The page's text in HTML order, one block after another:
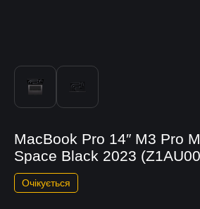
MacBook Pro 14″ M3 Pro
Space Black 2023
Очікується